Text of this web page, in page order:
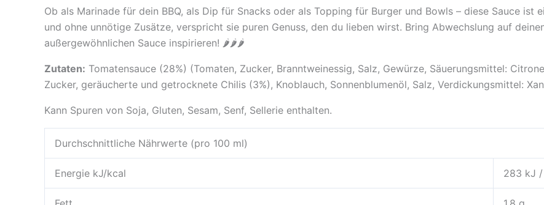
Ob als Marinade für dein BBQ, als Dip für Snacks oder als Topping für Burger und Bowls – diese Sauce
und ohne unnötige Zusätze, verspricht sie puren Genuss, den du lieben wirst. Bring Abwechslung auf
außergewöhnlichen Sauce inspirieren! 🌶️🌶️🌶️
Zutaten: Tomatensauce (28%) (Tomaten, Zucker, Branntweinessig, Salz, Gewürze, Säuerungsmittel:
Zucker, geräucherte und getrocknete Chilis (3%), Knoblauch, Sonnenblumenöl, Salz, Verdickungsmittel:
Kann Spuren von Soja, Gluten, Sesam, Senf, Sellerie enthalten.
Durchschnittliche Nährwerte (pro 100 ml)
Energie kJ/kcal 283 kJ